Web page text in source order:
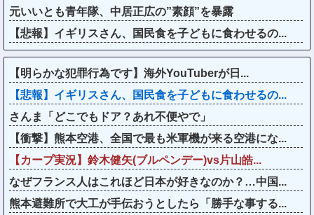
元いいとも青年隊、中居正広の”素顔”を暴露
【悲報】イギリスさん、国民食を子どもに食わせるの...
【明らかな犯罪行為です】海外YouTuberが日...
【悲報】イギリスさん、国民食を子どもに食わせるの...
さんま「どこでもドア？あれ不便やで」
【衝撃】熊本空港、全国で最も米軍機が来る空港にな...
【カープ実況】鈴木健矢(ブルペンデー)vs片山皓...
なぜフランス人はこれほど日本が好きなのか？…中国...
熊本避難所で大工が手伝おうとしたら「勝手な事する...